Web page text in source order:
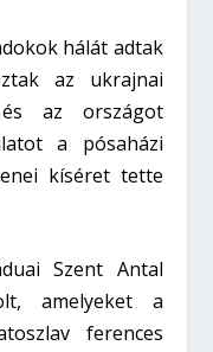
hálát adtak
az ukrajnai
az országot
a pósaházi
kíséret tette
Szent Antal
amelyeket a
ferences